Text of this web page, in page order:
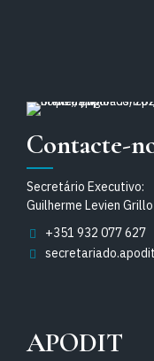
Contacte-
Secretário Executivo:
Guilherme Levien Grillo
+351 932 077 627
APODIT